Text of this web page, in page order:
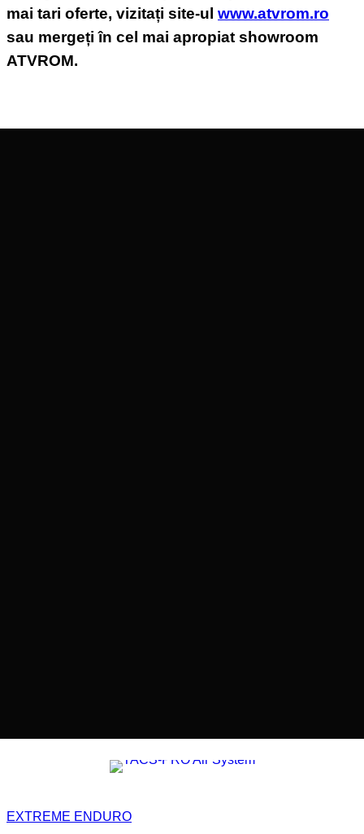
mai tari oferte, vizitați site-ul www.atvrom.ro
sau mergeți în cel mai apropiat showroom
ATVROM.
EXTREME ENDURO